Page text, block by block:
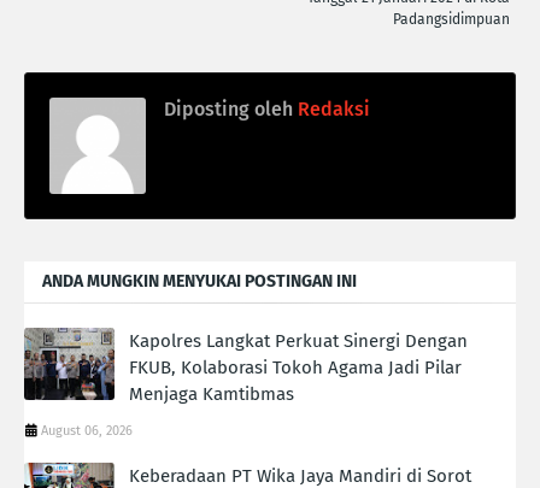
Padangsidimpuan
Diposting oleh Redaksi
ANDA MUNGKIN MENYUKAI POSTINGAN INI
Kapolres Langkat Perkuat Sinergi Dengan
FKUB, Kolaborasi Tokoh Agama Jadi Pilar
Menjaga Kamtibmas
August 06, 2026
Keberadaan PT Wika Jaya Mandiri di Sorot